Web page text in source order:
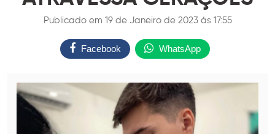
Publicado em 19 de Janeiro de 2023 ás 17:55
Facebook WhatsApp